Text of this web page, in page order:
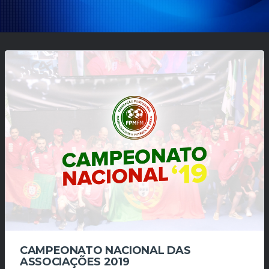
CAMPEONATO NACIONAL DAS
ASSOCIAÇÕES 2019